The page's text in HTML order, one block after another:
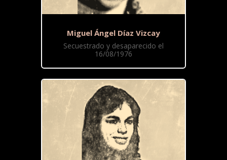
Miguel Ángel Díaz Vizcay
Secuestrado y desaparecido el
16/08/1976